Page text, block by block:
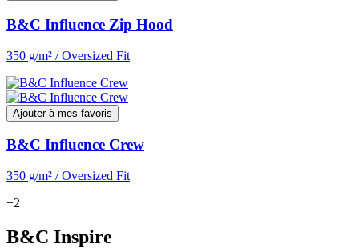
B&C Influence Zip Hood
350 g/m² / Oversized Fit
Ajouter à mes favoris
B&C Influence Crew
350 g/m² / Oversized Fit
+2
B&C Inspire